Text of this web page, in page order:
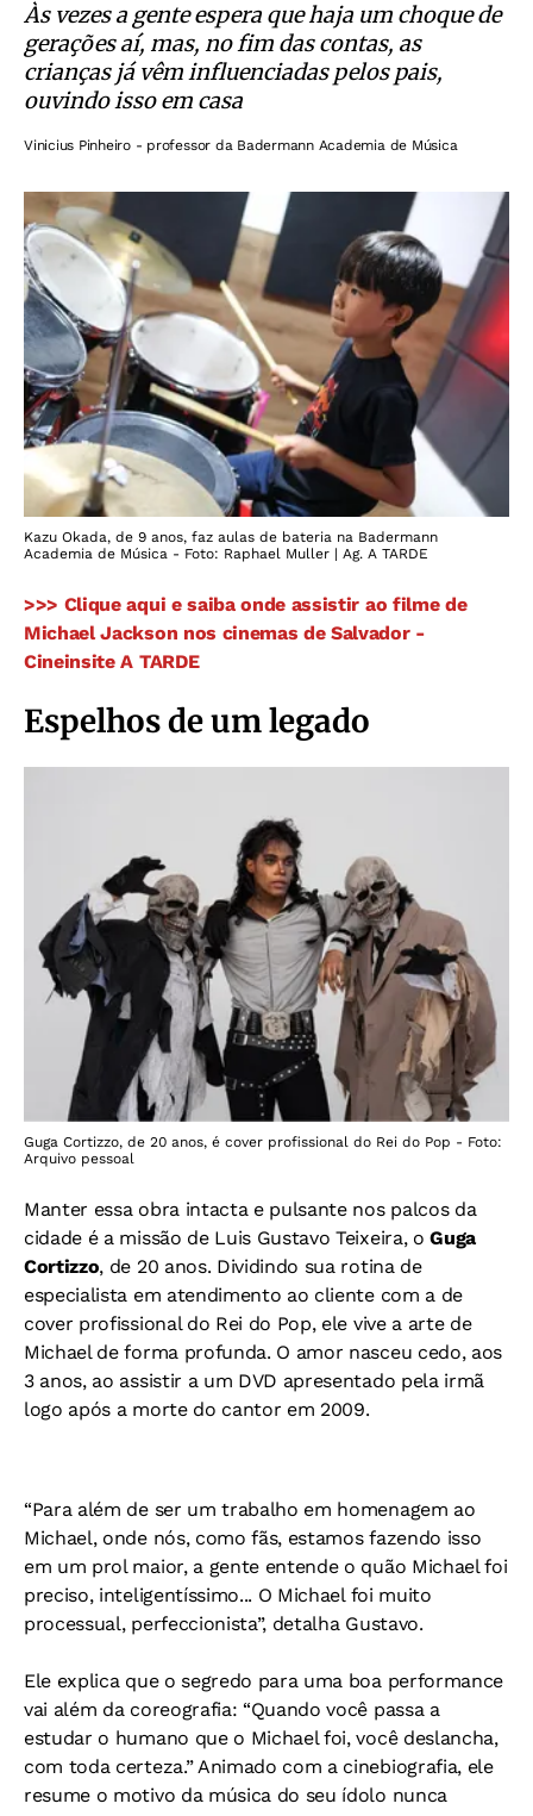
Às vezes a gente espera que haja um choque de
gerações aí, mas, no fim das contas, as
crianças já vêm influenciadas pelos pais,
ouvindo isso em casa
Vinicius Pinheiro - professor da Badermann Academia de Música
Kazu Okada, de 9 anos, faz aulas de bateria na Badermann
Academia de Música - Foto: Raphael Muller | Ag. A TARDE
>>> Clique aqui e saiba onde assistir ao filme de
Michael Jackson nos cinemas de Salvador -
Cineinsite A TARDE
Espelhos de um legado
Guga Cortizzo, de 20 anos, é cover profissional do Rei do Pop - Foto:
Arquivo pessoal
Manter essa obra intacta e pulsante nos palcos da
cidade é a missão de Luis Gustavo Teixeira, oGuga
Cortizzo, de 20 anos. Dividindo sua rotina de
especialista em atendimento ao cliente com a de
cover profissional do Rei do Pop, ele vive a arte de
Michael de forma profunda. O amor nasceu cedo, aos
3 anos, ao assistir a um DVD apresentado pela irmã
logo após a morte do cantor em 2009.
“Para além de ser um trabalho em homenagem ao
Michael, onde nós, como fãs, estamos fazendo isso
em um prol maior, a gente entende o quão Michael foi
preciso, inteligentíssimo... O Michael foi muito
processual, perfeccionista”, detalha Gustavo.
Ele explica que o segredo para uma boa performance
vai além da coreografia: “Quando você passa a
estudar o humano que o Michael foi, você deslancha,
com toda certeza.” Animado com a cinebiografia, ele
resume o motivo da música do seu ídolo nunca